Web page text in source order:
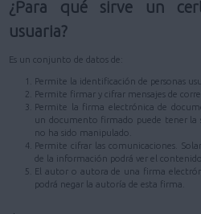
¿Para qué sirve un
usuaria?
Es un conjunto de datos de:
Permite la identificación de personas
Permite firmar y cifrar mensajes de
Permite la firma electrónica de
un documento firmado puede tener la
no ha sido manipulado.
Permite cifrar las comunicaciones.
de la información podrá ver el
El autor o autora de una firma
podrá negar la autoría de esta firma.